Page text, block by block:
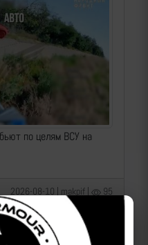
по целям ВСУ на
2026-08-10 | makpif | 95